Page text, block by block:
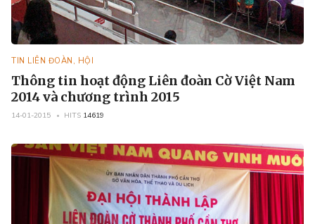
TIN LIÊN ĐOÀN, HỘI
Thông tin hoạt động Liên đoàn Cờ Việt Nam
2014 và chương trình 2015
14-01-2015 HITS 14619